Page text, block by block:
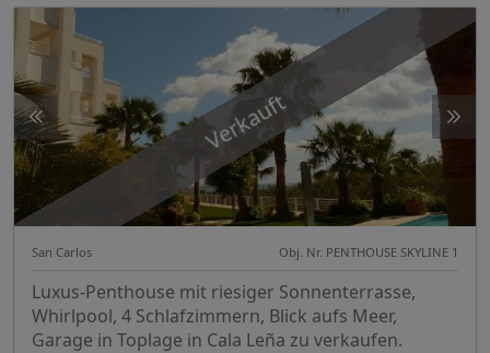
Verkauft
San Carlos Obj. Nr. PENTHOUSE SKYLINE 1
Luxus-Penthouse mit riesiger Sonnenterrasse,
Whirlpool, 4 Schlafzimmern, Blick aufs Meer,
Garage in Toplage in Cala Leña zu verkaufen.